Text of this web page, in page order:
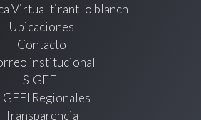
Virtual tirant lo blanch
Ubicaciones
Contacto
institucional
SIGEFI
Regionales
Transparencia